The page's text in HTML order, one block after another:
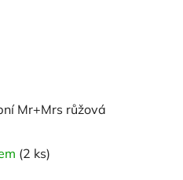
Mr+Mrs růžová
(2 ks)